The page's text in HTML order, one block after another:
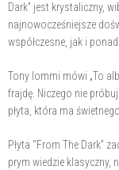
Dark” jest krystaliczny,
najnowocześniejsze
współczesne, jak i
Tony Iommi mówi „To
frajdę. Niczego nie
płyta, która ma
Płyta “From The Dark”
prym wiedzie klasyczny,